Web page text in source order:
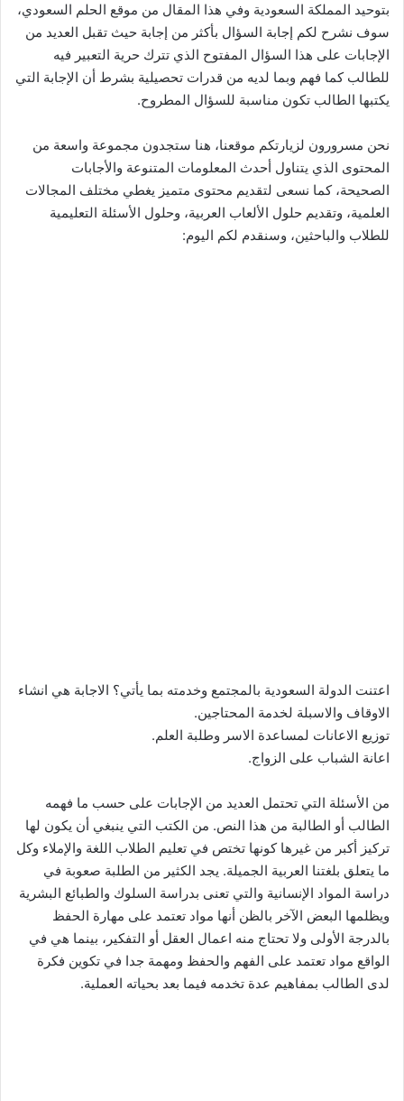
بتوحيد المملكة السعودية وفي هذا المقال من موقع الحلم السعودي،
سوف نشرح لكم إجابة السؤال بأكثر من إجابة حيث تقبل العديد من
الإجابات على هذا السؤال المفتوح الذي تترك حرية التعبير فيه
للطالب كما فهم وبما لديه من قدرات تحصيلية بشرط أن الإجابة التي
يكتبها الطالب تكون مناسبة للسؤال المطروح.
نحن مسرورون لزيارتكم موقعنا، هنا ستجدون مجموعة واسعة من
المحتوى الذي يتناول أحدث المعلومات المتنوعة والأجابات
الصحيحة، كما نسعى لتقديم محتوى متميز يغطي مختلف المجالات
العلمية، وتقديم حلول الألعاب العربية، وحلول الأسئلة التعليمية
للطلاب والباحثين، وسنقدم لكم اليوم:
اعتنت الدولة السعودية بالمجتمع وخدمته بما يأتي؟ الاجابة هي انشاء
الاوقاف والاسبلة لخدمة المحتاجين.
توزيع الاعانات لمساعدة الاسر وطلبة العلم.
اعانة الشباب على الزواج.
من الأسئلة التي تحتمل العديد من الإجابات على حسب ما فهمه
الطالب أو الطالبة من هذا النص. من الكتب التي ينبغي أن يكون لها
تركيز أكبر من غيرها كونها تختص في تعليم الطلاب اللغة والإملاء وكل
ما يتعلق بلغتنا العربية الجميلة. يجد الكثير من الطلبة صعوبة في
دراسة المواد الإنسانية والتي تعنى بدراسة السلوك والطبائع البشرية
ويظلمها البعض الآخر بالظن أنها مواد تعتمد على مهارة الحفظ
بالدرجة الأولى ولا تحتاج منه اعمال العقل أو التفكير، بينما هي في
الواقع مواد تعتمد على الفهم والحفظ ومهمة جدا في تكوين فكرة
لدى الطالب بمفاهيم عدة تخدمه فيما بعد بحياته العملية.